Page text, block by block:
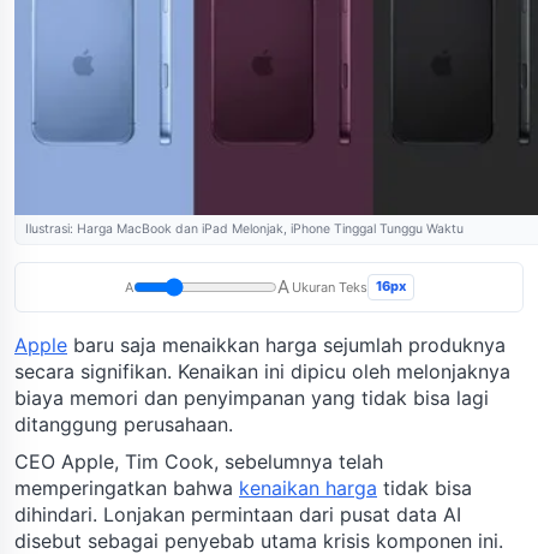
Ilustrasi: Harga MacBook dan iPad Melonjak, iPhone Tinggal Tunggu Waktu
A A Ukuran Teks 16px
Apple baru saja menaikkan harga sejumlah produknya
secara signifikan. Kenaikan ini dipicu oleh melonjaknya
biaya memori dan penyimpanan yang tidak bisa lagi
ditanggung perusahaan.
CEO Apple, Tim Cook, sebelumnya telah
memperingatkan bahwa kenaikan harga tidak bisa
dihindari. Lonjakan permintaan dari pusat data AI
disebut sebagai penyebab utama krisis komponen ini.